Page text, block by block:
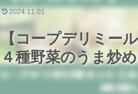
【コープデリミー
４種野菜のうま炒
2024.11.01